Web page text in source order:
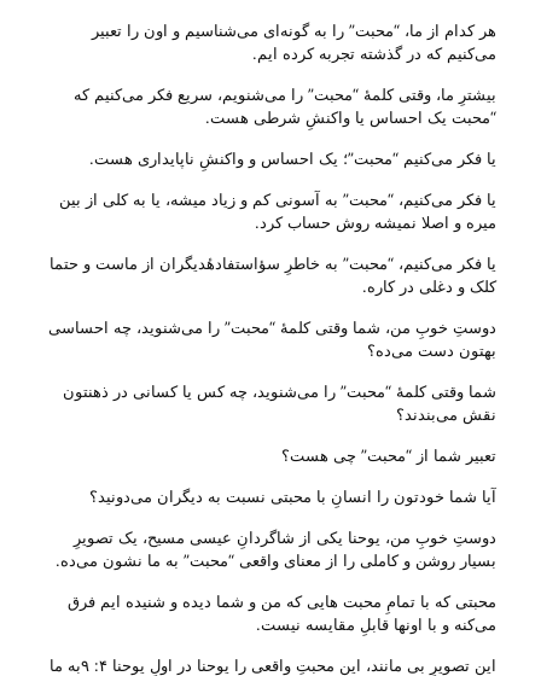
هر کدام از ما، “محبت” را به گونه‌ای می‌‌شناسیم و اون را تعبیر
می‌‌کنیم که در گذشته تجربه کرده ایم.
بیشترِ ما، وقتی کلمهٔ “محبت” را می‌‌شنویم، سریع فکر می‌‌کنیم که
“محبت یک احساس یا واکنشِ شرطی هست.
یا فکر می‌‌کنیم “محبت”؛ یک احساس و واکنشِ ناپایداری هست.
یا فکر می‌‌کنیم، “محبت” به آسونی کم و زیاد میشه، یا به کلی از بین
میره و اصلا نمیشه روش حساب کرد.
یا فکر می‌‌کنیم، “محبت” به خاطرِ سؤاستفادهٔدیگران از ماست و حتما
کلک و دغلی در کاره.
دوستِ خوبِ من، شما وقتی کلمهٔ “محبت” را می‌‌شنوید، چه احساسی
بهتون دست می‌‌ده؟
شما وقتی کلمهٔ “محبت” را می‌‌شنوید، چه کس یا کسانی در ذهنتون
نقش می‌‌بندند؟
تعبیر شما از “محبت” چی هست؟
آیا شما خودتون را انسانِ با محبتی نسبت به دیگران می‌‌دونید؟
دوستِ خوبِ من، یوحنا یکی از شاگردانِ عیسی مسیح، یک تصویرِ
بسیار روشن و کاملی را از معنای واقعی “محبت” به ما نشون می‌‌ده.
محبتی که با تمامِ محبت هایی که من و شما دیده و شنیده ایم فرق
می‌‌کنه و با اونها قابلِ مقایسه نیست.
این تصویرِ بی‌ مانند، این محبتِ واقعی را یوحنا در اولِ یوحنا ۴: ۹به ما